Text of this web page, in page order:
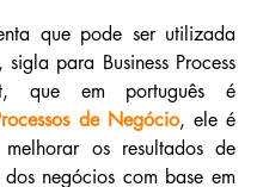
que pode ser utilizada
para Business Process
de Negócio, ele é
os resultados de
dos negócios com base em